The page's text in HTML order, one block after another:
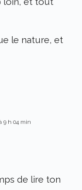
le nature, et
9 h 04 min
de lire ton